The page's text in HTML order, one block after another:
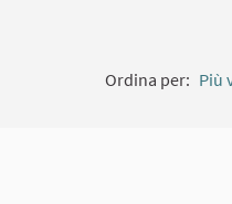
Ordina per: Più